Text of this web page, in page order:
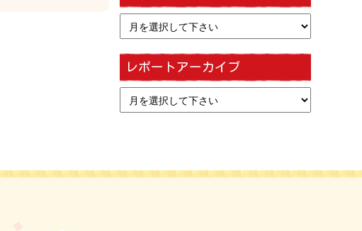
レポートアーカイブ